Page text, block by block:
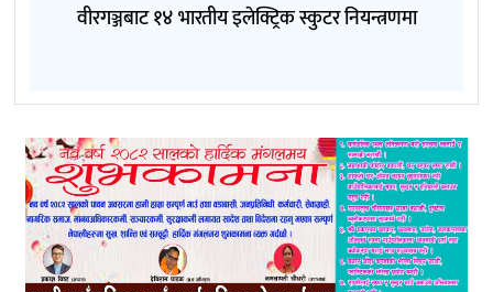
वीरगञ्जबाट १४ भारतीय इलेक्ट्रिक स्कुटर नियन्त्रणमा